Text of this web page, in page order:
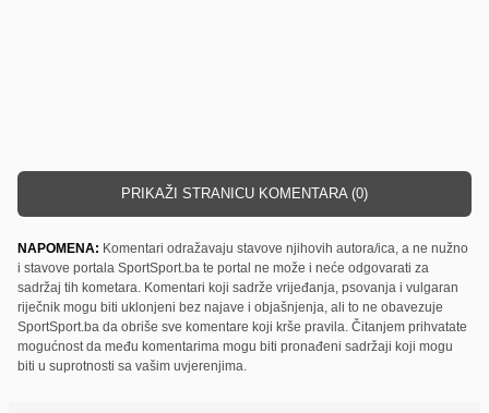
PRIKAŽI STRANICU KOMENTARA (0)
NAPOMENA: Komentari odražavaju stavove njihovih autora/ica, a ne nužno
i stavove portala SportSport.ba te portal ne može i neće odgovarati za
sadržaj tih kometara. Komentari koji sadrže vrijeđanja, psovanja i vulgaran
riječnik mogu biti uklonjeni bez najave i objašnjenja, ali to ne obavezuje
SportSport.ba da obriše sve komentare koji krše pravila. Čitanjem prihvatate
mogućnost da među komentarima mogu biti pronađeni sadržaji koji mogu
biti u suprotnosti sa vašim uvjerenjima.